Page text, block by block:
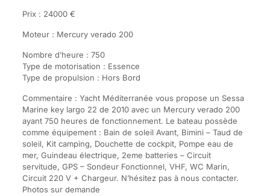
Prix : 24000 €
Moteur : Mercury verado 200
Nombre d’heure : 750
Type de motorisation : Essence
Type de propulsion : Hors Bord
Commentaire : Yacht Méditerranée vous propose un Sessa
Marine key largo 22 de 2010 avec un Mercury verado 200
ayant 750 heures de fonctionnement. Le bateau possède
comme équipement : Bain de soleil Avant, Bimini – Taud de
soleil, Kit camping, Douchette de cockpit, Pompe eau de
mer, Guindeau électrique, 2eme batteries – Circuit
servitude, GPS – Sondeur Fonctionnel, VHF, WC Marin,
Circuit 220 V + Chargeur. N’hésitez pas à nous contacter.
Photos sur demande